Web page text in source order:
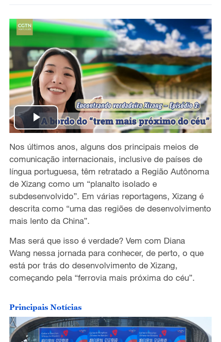
P
l
a
y
V
i
d
e
o
Nos últimos anos, alguns dos principais meios de
comunicação internacionais, inclusive de países de
língua portuguesa, têm retratado a Região Autônoma
de Xizang como um “planalto isolado e
subdesenvolvido”. Em várias reportagens, Xizang é
descrita como “uma das regiões de desenvolvimento
mais lento da China”.
Mas será que isso é verdade? Vem com Diana
Wang nessa jornada para conhecer, de perto, o que
está por trás do desenvolvimento de Xizang,
começando pela “ferrovia mais próxima do céu”.
Principais Notícias